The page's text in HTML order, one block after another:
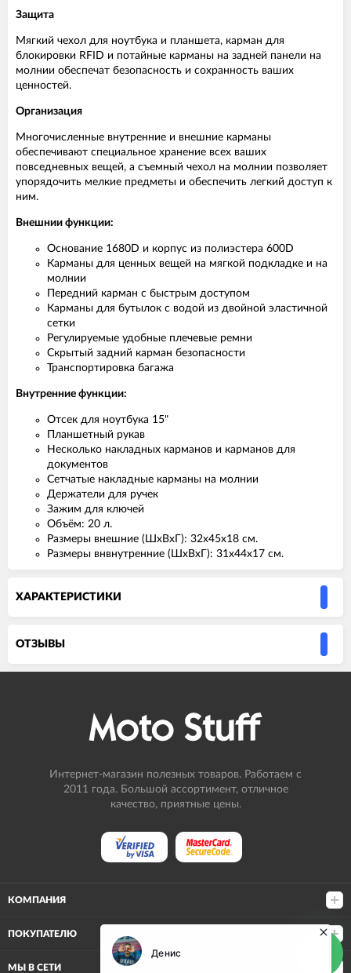
Защита
Мягкий чехол для ноутбука и планшета, карман для
блокировки RFID и потайные карманы на задней панели на
молнии обеспечат безопасность и сохранность ваших
ценностей.
Организация
Многочисленные внутренние и внешние карманы
обеспечивают специальное хранение всех ваших
повседневных вещей, а съемный чехол на молнии позволяет
упорядочить мелкие предметы и обеспечить легкий доступ к
ним.
Внешнии функции:
Основание 1680D и корпус из полиэстера 600D
Карманы для ценных вещей на мягкой подкладке и на
молнии
Передний карман с быстрым доступом
Карманы для бутылок с водой из двойной эластичной
сетки
Регулируемые удобные плечевые ремни
Скрытый задний карман безопасности
Транспортировка багажа
Внутренние функции:
Отсек для ноутбука 15"
Планшетный рукав
Несколько накладных карманов и карманов для
документов
Сетчатые накладные карманы на молнии
Держатели для ручек
Зажим для ключей
Объём: 20 л.
Размеры внешние (ШхВхГ): 32х45х18 см.
Размеры внвнутренние (ШхВхГ): 31х44х17 см.
ХАРАКТЕРИСТИКИ
ОТЗЫВЫ
Интернет-магазин полезных товаров. Работаем с
2011 года. Большой ассортимент, отличное
качество, приятные цены.
КОМПАНИЯ
ПОКУПАТЕЛЮ
МЫ В СЕТИ